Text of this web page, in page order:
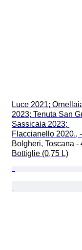
Luce 2021;
2023; Tenuta San
Sassicaia 2023;
Flaccianello 2020., -
Bolgheri, Toscana -
Bottiglie (0,75 L)